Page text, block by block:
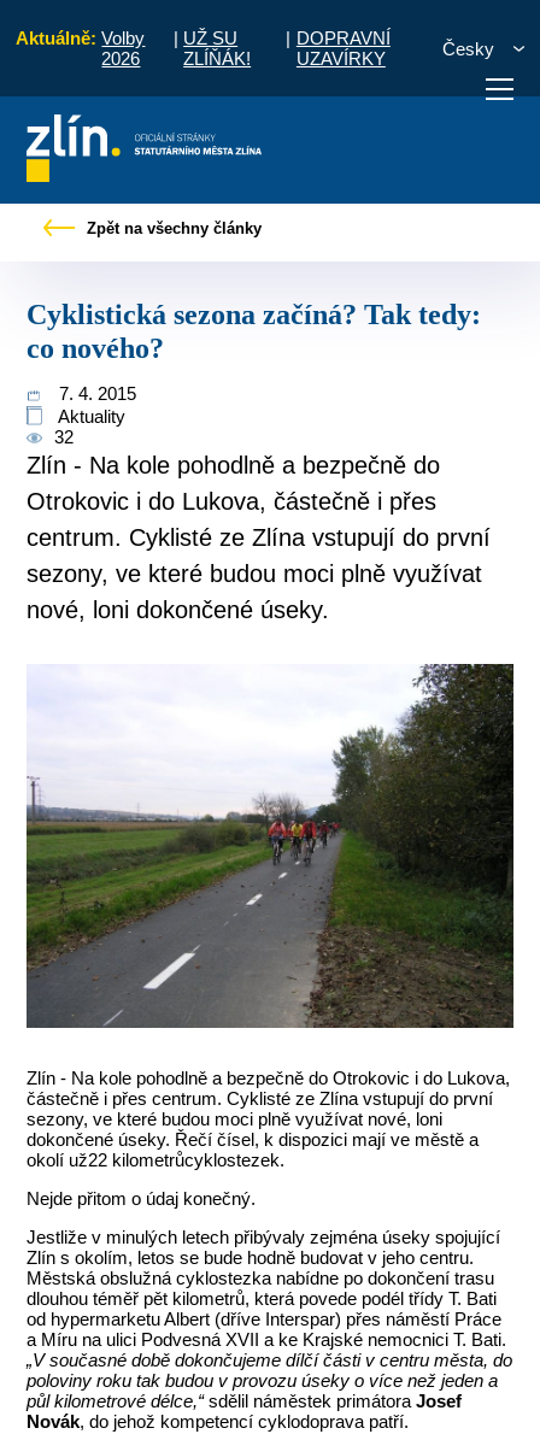
Aktuálně: Volby
2026
| UŽ SU
ZLÍŇÁK!
| DOPRAVNÍ
UZAVÍRKY
Česky
vyřídit Potřebuji zaplatit
Zpět na všechny články
Cyklistická sezona začíná? Tak tedy:
co nového?
7. 4. 2015
Aktuality
32
Zlín - Na kole pohodlně a bezpečně do
Otrokovic i do Lukova, částečně i přes
centrum. Cyklisté ze Zlína vstupují do první
sezony, ve které budou moci plně využívat
nové, loni dokončené úseky.
Zlín - Na kole pohodlně a bezpečně do Otrokovic i do Lukova,
částečně i přes centrum. Cyklisté ze Zlína vstupují do první
sezony, ve které budou moci plně využívat nové, loni
dokončené úseky. Řečí čísel, k dispozici mají ve městě a
okolí už22 kilometrůcyklostezek.
Nejde přitom o údaj konečný.
Jestliže v minulých letech přibývaly zejména úseky spojující
Zlín s okolím, letos se bude hodně budovat v jeho centru.
Městská obslužná cyklostezka nabídne po dokončení trasu
dlouhou téměř pět kilometrů, která povede podél třídy T. Bati
od hypermarketu Albert (dříve Interspar) přes náměstí Práce
a Míru na ulici Podvesná XVII a ke Krajské nemocnici T. Bati.
„V současné době dokončujeme dílčí části v centru města, do
poloviny roku tak budou v provozu úseky o více než jeden a
půl kilometrové délce,“sdělil náměstek primátoraJosef
Novák, do jehož kompetencí cyklodoprava patří.